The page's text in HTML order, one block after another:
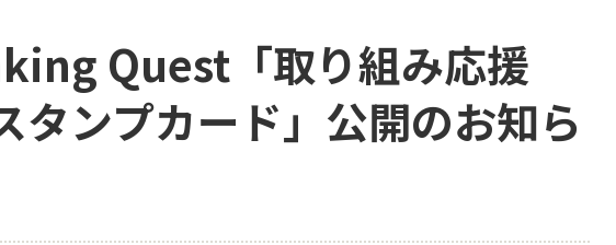
Quest「取り組み応援
ンプカード」公開のお知ら